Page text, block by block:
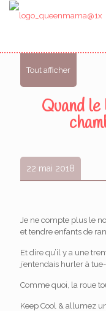
Tout afficher
Quand
22 mai 2018
Je ne compte plus le
et tendre enfants de
Et dire qu’il y a une
j’entendais hurler à
Comme quoi, la roue
Keep Cool & allumez